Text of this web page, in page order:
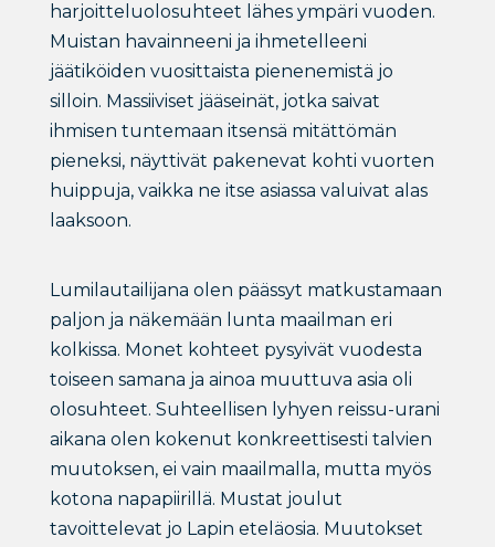
harjoitteluolosuhteet lähes ympäri vuoden.
Muistan havainneeni ja ihmetelleeni
jäätiköiden vuosittaista pienenemistä jo
silloin. Massiiviset jääseinät, jotka saivat
ihmisen tuntemaan itsensä mitättömän
pieneksi, näyttivät pakenevat kohti vuorten
huippuja, vaikka ne itse asiassa valuivat alas
laaksoon.
Lumilautailijana olen päässyt matkustamaan
paljon ja näkemään lunta maailman eri
kolkissa. Monet kohteet pysyivät vuodesta
toiseen samana ja ainoa muuttuva asia oli
olosuhteet. Suhteellisen lyhyen reissu-urani
aikana olen kokenut konkreettisesti talvien
muutoksen, ei vain maailmalla, mutta myös
kotona napapiirillä. Mustat joulut
tavoittelevat jo Lapin eteläosia. Muutokset